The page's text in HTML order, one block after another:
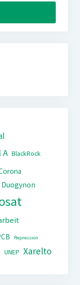
A BlackRock
Duogynon
Repression
UNEP Xarelto